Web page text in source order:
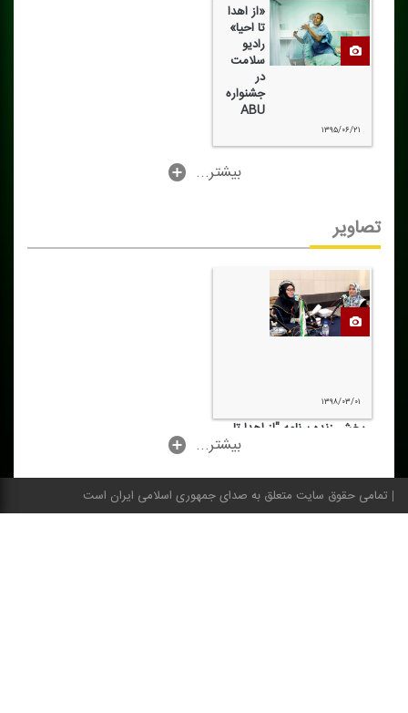
«از اهدا
تا احیا»
رادیو
سلامت
در
جشنواره
ABU
۱۳۹۵/۰۶/۲۱
...بیشتر
تصاویر
پخش زنده برنامه "از اهدا تا
احیاء" در مراسم اختتامیه شهر
۱۳۹۸/۰۳/۰۱
...بیشتر
تمامی حقوق سایت متعلق به صدای جمهوری اسلامی ایران است